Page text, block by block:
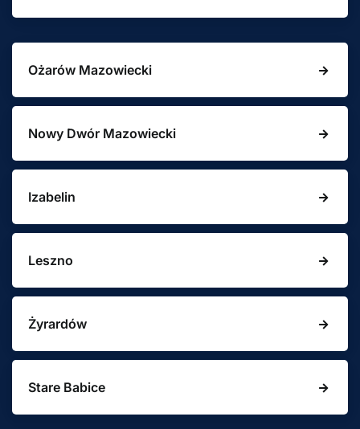
Ożarów Mazowiecki
Nowy Dwór Mazowiecki
Izabelin
Leszno
Żyrardów
Stare Babice